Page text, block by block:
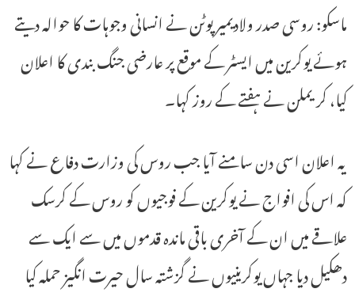
ماسکو: روسی صدر ولادیمیر پوٹن نے انسانی وجوہات کا حوالہ دیتے
ہوئے یوکرین میں ایسٹر کے موقع پر عارضی جنگ بندی کا اعلان
کیا، کریملن نے ہفتے کے روز کہا۔
یہ اعلان اسی دن سامنے آیا جب روس کی وزارت دفاع نے کہا
کہ اس کی افواج نے یوکرین کے فوجیوں کو روس کے کرسک
علاقے میں ان کے آخری باقی ماندہ قدموں میں سے ایک سے
دھکیل دیا جہاں یوکرینیوں نے گزشتہ سال حیرت انگیز حملہ کیا